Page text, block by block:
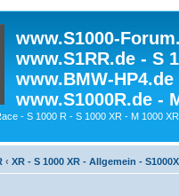
www.S1000-
www.S1RR.de - S
www.BMW-HP4.de
www.S1000R.de -
- S 1000 R - S 1000 XR - M 1000 XR
‹ XR - S 1000 XR - Allgemein -